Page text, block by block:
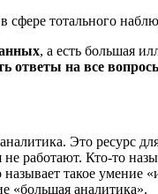
тотального
, а есть большая
ответы на все
аналитика. Это ресурс
работают. Кто-то
такое умение
«большая аналитика».